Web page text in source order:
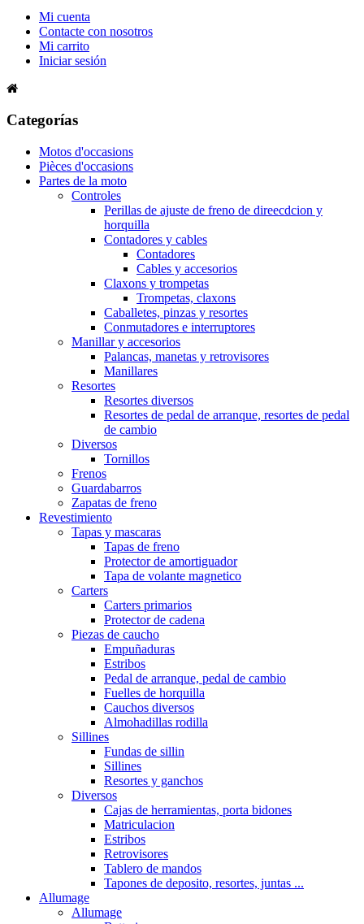
Mi cuenta
Contacte con nosotros
Mi carrito
Iniciar sesión
Categorías
Motos d'occasions
Pièces d'occasions
Partes de la moto
Controles
Perillas de ajuste de freno de direecdcion y
horquilla
Contadores y cables
Contadores
Cables y accesorios
Claxons y trompetas
Trompetas, claxons
Caballetes, pinzas y resortes
Conmutadores e interruptores
Manillar y accesorios
Palancas, manetas y retrovisores
Manillares
Resortes
Resortes diversos
Resortes de pedal de arranque, resortes de pedal
de cambio
Diversos
Tornillos
Frenos
Guardabarros
Zapatas de freno
Revestimiento
Tapas y mascaras
Tapas de freno
Protector de amortiguador
Tapa de volante magnetico
Carters
Carters primarios
Protector de cadena
Piezas de caucho
Empuñaduras
Estribos
Pedal de arranque, pedal de cambio
Fuelles de horquilla
Cauchos diversos
Almohadillas rodilla
Sillines
Fundas de sillin
Sillines
Resortes y ganchos
Diversos
Cajas de herramientas, porta bidones
Matriculacion
Estribos
Retrovisores
Tablero de mandos
Tapones de deposito, resortes, juntas ...
Allumage
Allumage